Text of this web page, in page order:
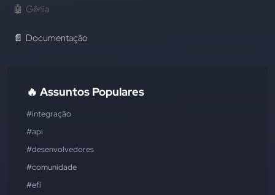
🤖 Gênia
📄 Documentação
🔥 Assuntos Populares
#integração
#api
#desenvolvedores
#comunidade
#efí